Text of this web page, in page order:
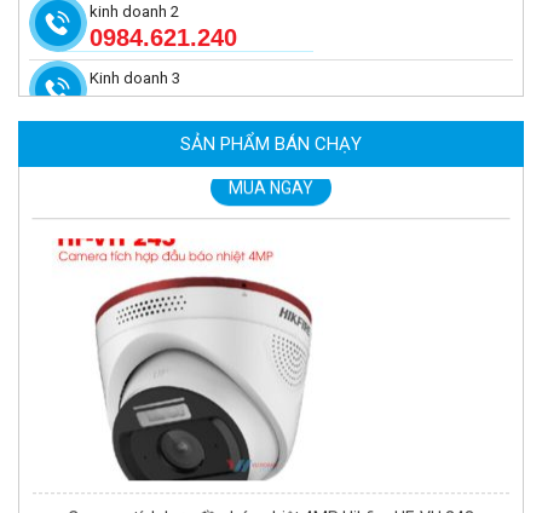
kinh doanh 2
0984.621.240
Kinh doanh 3
SẢN PHẨM BÁN CHẠY
Camera tích hợp đầu báo nhiệt 2MP Hikfire HF-VH 223
MUA NGAY
Camera tích hợp đầu báo nhiệt 4MP Hikfire HF-VH 243